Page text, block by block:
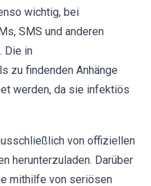
wichtig, bei
SMS und anderen
Die in
zu findenden Anhänge
werden, da sie infektiös
von offiziellen
herunterzuladen. Darüber
mithilfe von seriösen